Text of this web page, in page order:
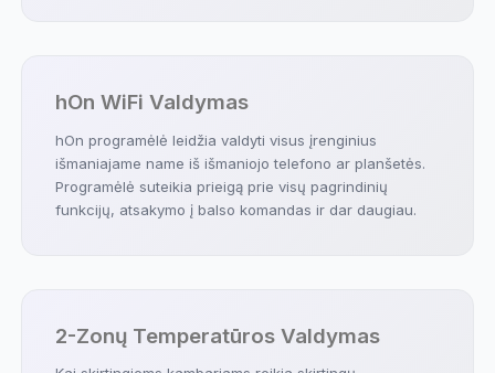
hOn WiFi Valdymas
hOn programėlė leidžia valdyti visus įrenginius
išmaniajame name iš išmaniojo telefono ar planšetės.
Programėlė suteikia prieigą prie visų pagrindinių
funkcijų, atsakymo į balso komandas ir dar daugiau.
2-Zonų Temperatūros Valdymas